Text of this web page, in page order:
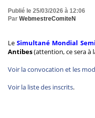
Publié le 25/03/2026 à 12:06
Par WebmestreComiteN
Le Simultané Mondial
Antibes(attention, ce sera à
Voir la convocation et les
Voir la liste des inscrits.